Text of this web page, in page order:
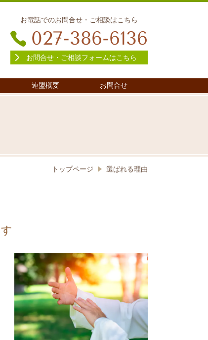
お電話でのお問合せ・ご相談はこちら
027-386-6136
お問合せ・ご相談フォームはこちら
連盟概要 お問合せ
トップページ 選ばれる理由